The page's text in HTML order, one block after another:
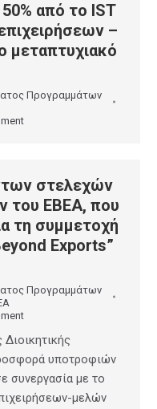
από το IST
–
μεταπτυχιακό
Προγραμμάτων
στελεχών
του ΕΒΕΑ, που
τη συμμετοχή
Exports”
Προγραμμάτων
υποτροφιών
συνεργασία με το
μελών